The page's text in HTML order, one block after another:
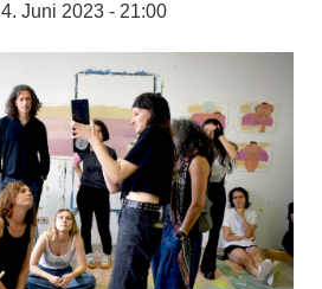
4. Juni 2023 - 21:00